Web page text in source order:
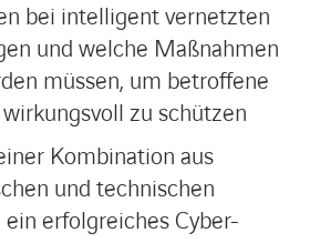
bei intelligent vernetzten
und welche Maßnahmen
müssen, um betroffene
zu schützen
Kombination aus
und technischen
erfolgreiches Cyber-